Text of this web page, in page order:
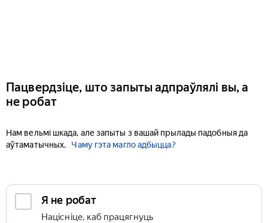
Пацвердзіце, што запыты адпраўлялі вы, а
не робат
Нам вельмі шкада, але запыты з вашай прылады падобныя да
аўтаматычных.
Чаму гэта магло адбыцца?
Я не робат
Націсніце, каб працягнуць